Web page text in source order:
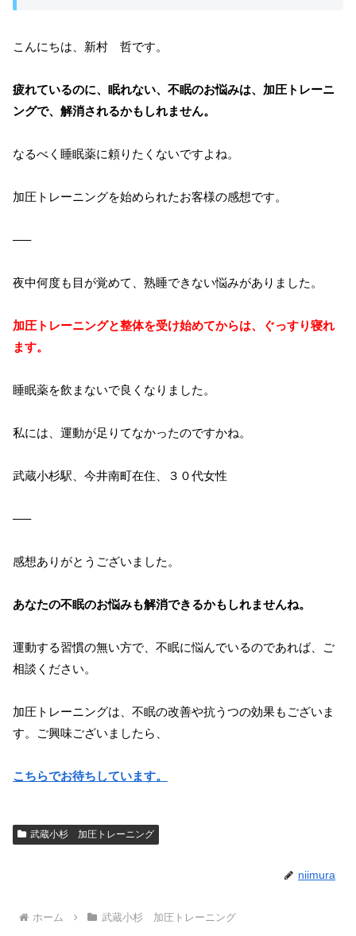
こんにちは、新村 哲です。
疲れているのに、眠れない、不眠のお悩みは、加圧トレーニ
ングで、解消されるかもしれません。
なるべく睡眠薬に頼りたくないですよね。
加圧トレーニングを始められたお客様の感想です。
—–
夜中何度も目が覚めて、熟睡できない悩みがありました。
加圧トレーニングと整体を受け始めてからは、ぐっすり寝れ
ます。
睡眠薬を飲まないで良くなりました。
私には、運動が足りてなかったのですかね。
武蔵小杉駅、今井南町在住、３０代女性
—–
感想ありがとうございました。
あなたの不眠のお悩みも解消できるかもしれませんね。
運動する習慣の無い方で、不眠に悩んでいるのであれば、ご
相談ください。
加圧トレーニングは、不眠の改善や抗うつの効果もございま
す。ご興味ございましたら、
こちらでお待ちしています。
武蔵小杉 加圧トレーニング
niimura
ホーム 武蔵小杉 加圧トレーニング